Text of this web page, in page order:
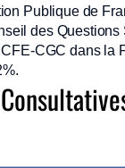
Publique de
des Questions
CGC dans la